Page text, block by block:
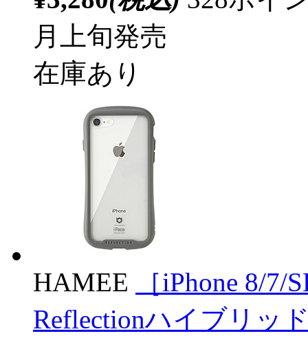
月上旬発売
在庫あり
HAMEE
［iPhone 8/
Reflectionハイブリッ